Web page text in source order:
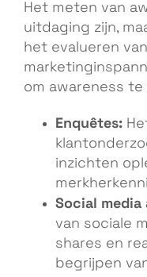
Het meten van
uitdaging zijn,
het evalueren
om awareness te
Enquêtes:
inzichten
Social
van sociale
shares en
begrijpen